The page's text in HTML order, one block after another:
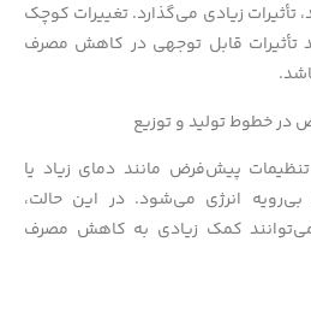
تأثیرات زیادی می‌گذارد. تغییرات کوچک
تأثیرات قابل توجهی در کاهش مصرف
در خطوط تولید و توزیع
پیش‌فرض مانند دمای زیاد یا
انرژی می‌شود. در این حالت،
کمک زیادی به کاهش مصرف